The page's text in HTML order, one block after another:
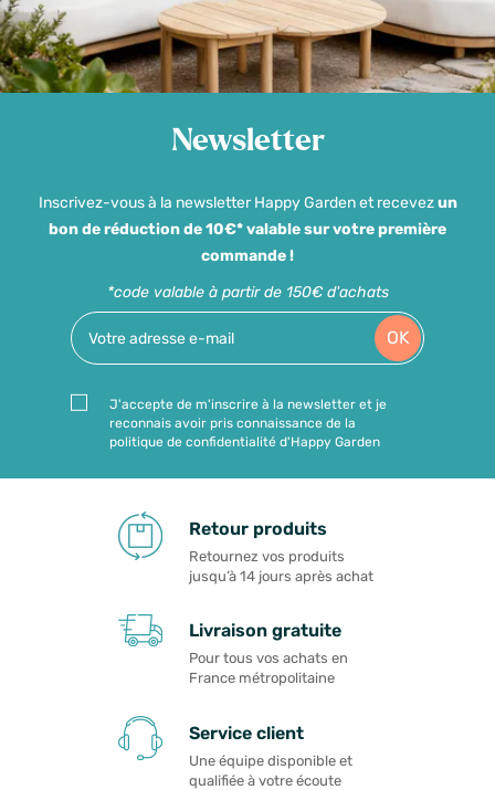
Newsletter
Inscrivez-vous à la newsletter Happy Garden et recevezun
bon de réduction de 10€* valable sur votre première
commande !
*code valable à partir de 150€ d'achats
OK
J'accepte de m'inscrire à la newsletter et je
reconnais avoir pris connaissance de la
politique de confidentialité d'Happy Garden
Retour produits
Retournez vos produits
jusqu’à 14 jours après achat
Livraison gratuite
Pour tous vos achats en
France métropolitaine
Service client
Une équipe disponible et
qualifiée à votre écoute